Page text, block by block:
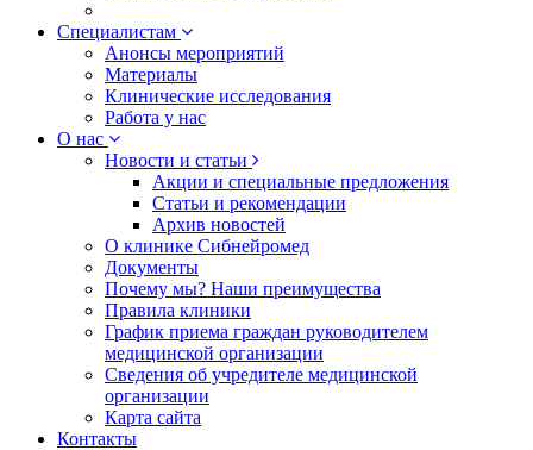
Специалистам
Анонсы мероприятий
Материалы
Клинические исследования
Работа у нас
О нас
Новости и статьи
Акции и специальные предложения
Статьи и рекомендации
Архив новостей
О клинике Сибнейромед
Документы
Почему мы? Наши преимущества
Правила клиники
График приема граждан руководителем
медицинской организации
Сведения об учредителе медицинской
организации
Карта сайта
Контакты